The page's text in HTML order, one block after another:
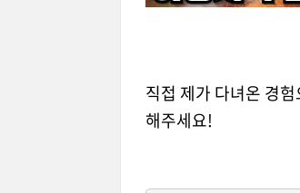
직접 제가 다녀온 경
해주세요!